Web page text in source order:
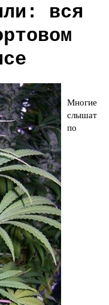
вся
Многие
слышат
по